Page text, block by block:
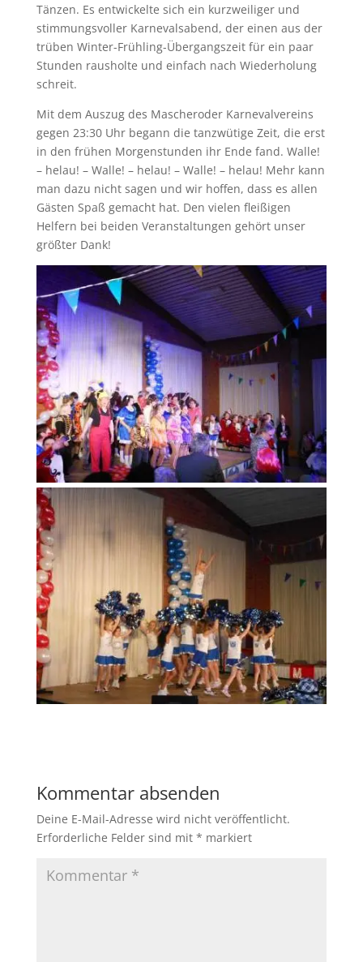
Tänzen. Es entwickelte sich ein kurzweiliger und
stimmungsvoller Karnevalsabend, der einen aus der
trüben Winter-Frühling-Übergangszeit für ein paar
Stunden rausholte und einfach nach Wiederholung
schreit.
Mit dem Auszug des Mascheroder Karnevalvereins
gegen 23:30 Uhr begann die tanzwütige Zeit, die erst
in den frühen Morgenstunden ihr Ende fand. Walle!
– helau! – Walle! – helau! – Walle! – helau! Mehr kann
man dazu nicht sagen und wir hoffen, dass es allen
Gästen Spaß gemacht hat. Den vielen fleißigen
Helfern bei beiden Veranstaltungen gehört unser
größter Dank!
Kommentar absenden
Deine E-Mail-Adresse wird nicht veröffentlicht.
Erforderliche Felder sind mit * markiert